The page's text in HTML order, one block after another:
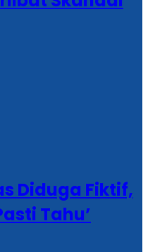
Diduga Fiktif,
Tahu’